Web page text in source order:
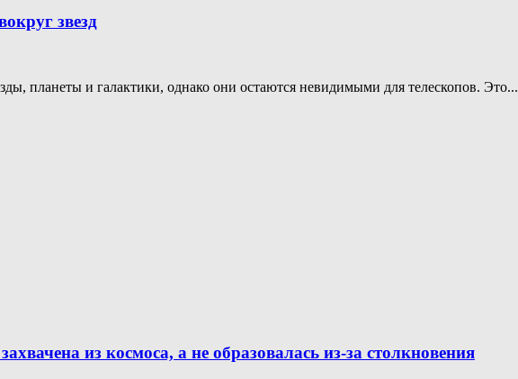
звезд
планеты и галактики, однако они остаются невидимыми для телескопов. Это...
из космоса, а не образовалась из-за столкновения